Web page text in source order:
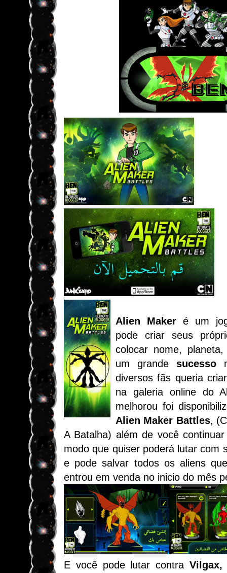
Alien Maker é um
pode criar seus
colocar nome,
um grande sucesso
diversos fãs queria
na galeria online do
melhorou foi
Alien Maker Battles,
A Batalha) além de você
modo que quiser poderá lutar com
e pode salvar todos os aliens
entrou em venda no inicio do mês
E você pode lutar contra Vilgax,